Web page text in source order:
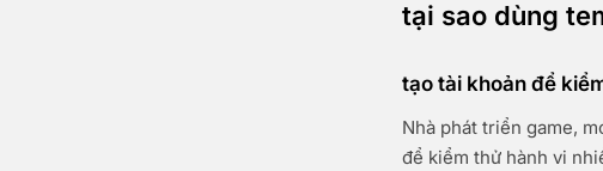
tại sao dùng
tạo tài khoản để
Nhà phát triển game,
để kiểm thử hành vi